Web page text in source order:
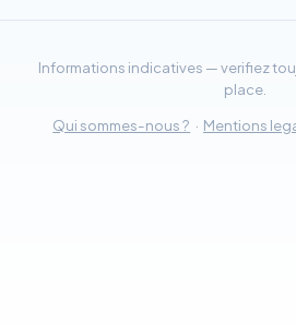
Informations indicatives — verifiez
place.
Qui sommes-nous ? · Mentions